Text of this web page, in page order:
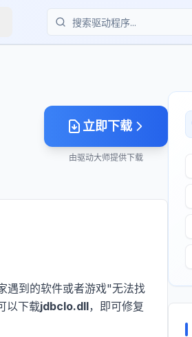
搜索
立即下载
由驱动大师提供下载
遇到的软件或者游戏"无法找
以下载jdbclo.dll，即可修复